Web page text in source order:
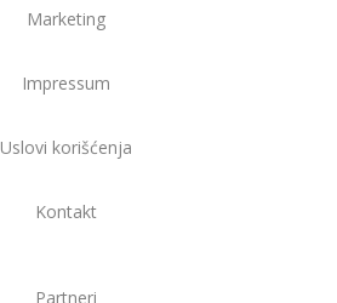
Marketing
Impressum
Uslovi korišćenja
Kontakt
Partneri